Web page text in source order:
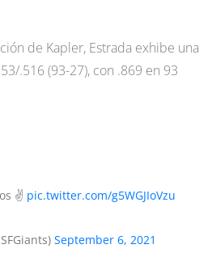
de Kapler, Estrada exhibe una
.516 (93-27), con .869 en 93
✌️ pic.twitter.com/g5WGJIoVzu
September 6, 2021